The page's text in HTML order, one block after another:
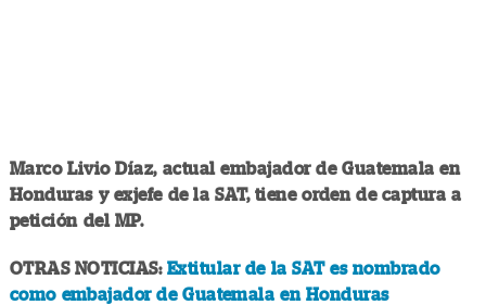
Marco Livio Díaz, actual embajador de Guatemala en
Honduras y exjefe de la SAT, tiene orden de captura a
petición del MP.
OTRAS NOTICIAS: Extitular de la SAT es nombrado
como embajador de Guatemala en Honduras